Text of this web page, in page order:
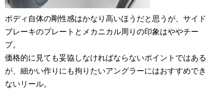
ボディ自体の剛性感はかなり高いほうだと思うが、サイド
ブレーキのプレートとメカニカル周りの印象はややチー
プ。
価格的に見ても妥協しなければならないポイントではある
が、細かい作りにも拘りたいアングラーにはおすすめでき
ないリール。